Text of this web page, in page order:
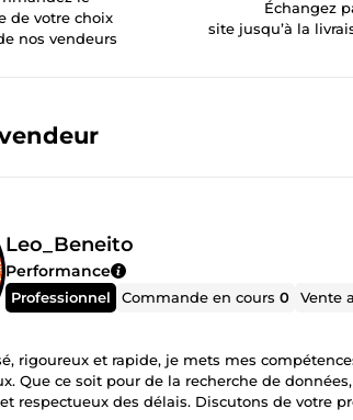
de votre choix
nos vendeurs
Échangez
site jusqu’à la
Leo_Beneito
Performance
Professionnel Commande en cours0 Vente
rigoureux et rapide, je mets mes
Que ce soit pour de la recherche de
respectueux des délais. Discutons de votre